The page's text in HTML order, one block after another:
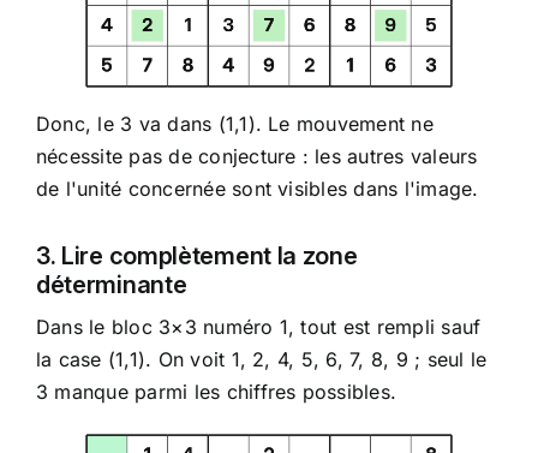
Donc, le 3 va dans (1,1). Le mouvement ne
nécessite pas de conjecture : les autres valeurs
de l'unité concernée sont visibles dans l'image.
3. Lire complètement la zone
déterminante
Dans le bloc 3×3 numéro 1, tout est rempli sauf
la case (1,1). On voit 1, 2, 4, 5, 6, 7, 8, 9 ; seul le
3 manque parmi les chiffres possibles.